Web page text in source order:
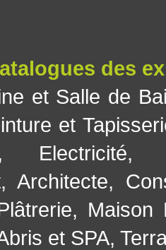
des
et Salle de
et
Electricité
, Architecte,
, Maison
et SPA,